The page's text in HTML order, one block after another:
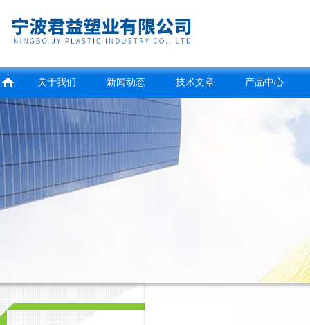
关于我们 新闻动态 技术文章 产品中心